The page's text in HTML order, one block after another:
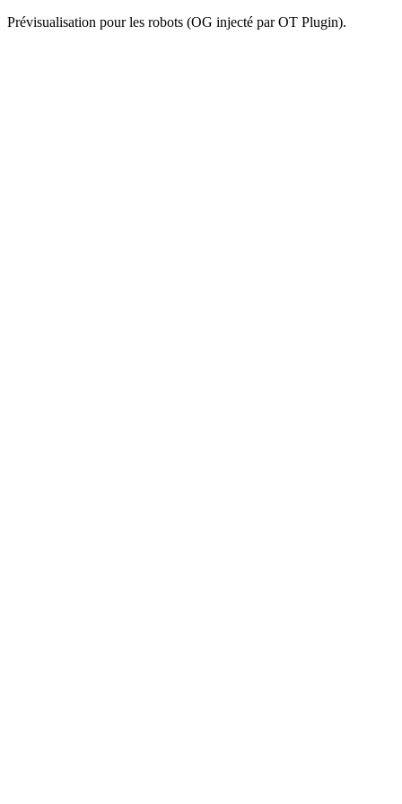
Prévisualisation pour les robots (OG injecté par OT Plugin).